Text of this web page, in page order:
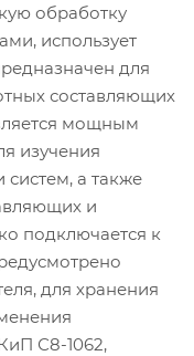
обработку
использует
для
составляющих
мощным
изучения
систем, а также
и
подключается к
для хранения
С8-1062,